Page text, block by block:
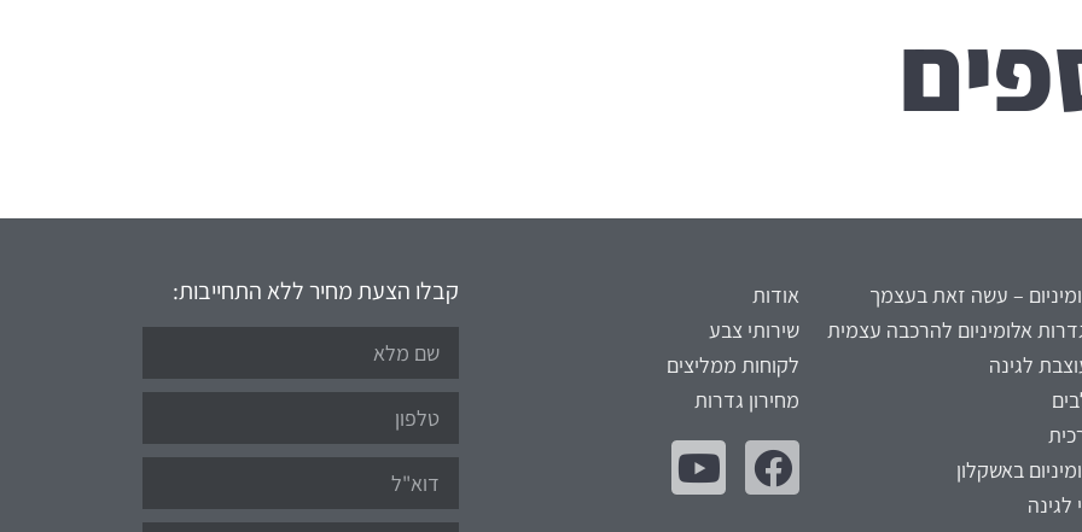
– עשה זאת בעצמך
אלומיניום להרכבה עצמית
לגינה
באשקלון
לגינה
אודות
שירותי צבע
לקוחות ממליצים
מחירון גדרות
קבלו הצעת מחיר ללא התחייבות: